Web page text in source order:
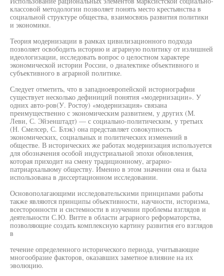
классовой методологии позволяет понять место крестьянства в
социальной структуре общества, взаимосвязь развития политики
и экономики.
Теория модернизации в рамках цивилизационного подхода
позволяет освободить историю и аграрную политику от излишней
идеологизации, исследовать вопрос о целостном характере
экономической истории России, о диалектике объективного и
субъективного в аграрной политике.
Следует отметить, что в западноевропейской историографии
существует несколько дефиниций понятия «модернизации». У
одних авто-ров(У. Ростоу) «модернизация» связана
преимущественно с экономическим развитием, у других (М.
Леви, С. Эйзенштадт) — с социально-политическим, у третьих
(Н. Смелсер, С. Блэк) она представляет совокупность
экономических, социальных и политических изменений в
обществе. В исторических же работах модернизация используется
для обозначения особой индустриальной эпохи обновления,
которая приходит на смену традиционному, аграрно-
патриархалыюму обществу. Именно в этом значении она и была
использована в диссертационном исследовании.
Основополагающими исследовательскими принципами работы
также являются принципы объективности, научности, историзма,
всесторонности и системности в изучении проблемы взглядов и
деятельности С.Ю. Витте в области аграрного реформаторства,
позволяющие создать комплексную картину развития его взглядов
в
течение определенного исторического периода, учитывающие
многообразие факторов, оказавших заметное влияние на их
эволюцию.